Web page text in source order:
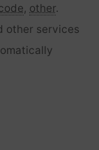
, other.
other services